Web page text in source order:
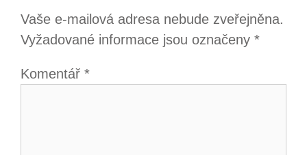
Vaše e-mailová adresa nebude zveřejněna.
Vyžadované informace jsou označeny *
Komentář *